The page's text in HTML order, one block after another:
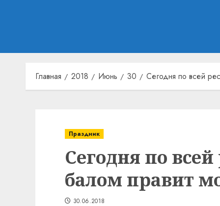
Главная 2018 Июнь 30 Сегодня по всей
Праздник
Сегодня по
балом правит
30.06.2018